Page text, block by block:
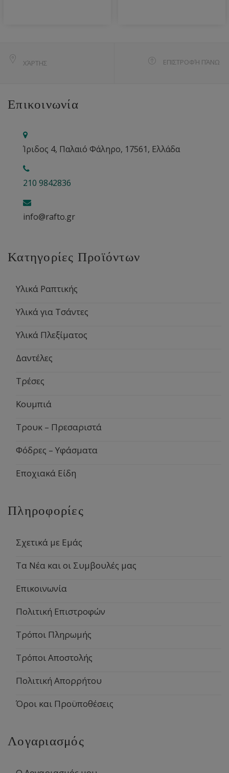
ΧΆΡΤΗΣ ΕΠΙΣΤΡΟΦΉ ΠΆΝΩ
Επικοινωνία
Ίριδος 4, Παλαιό Φάληρο, 17561, Ελλάδα
210 9842836
info@rafto.gr
Κατηγορίες Προϊόντων
Υλικά Ραπτικής
Υλικά για Τσάντες
Υλικά Πλεξίματος
Δαντέλες
Τρέσες
Κουμπιά
Τρουκ – Πρεσαριστά
Φόδρες – Υφάσματα
Εποχιακά Είδη
Πληροφορίες
Σχετικά με Εμάς
Τα Νέα και οι Συμβουλές μας
Επικοινωνία
Πολιτική Επιστροφών
Τρόποι Πληρωμής
Τρόποι Αποστολής
Πολιτική Απορρήτου
Όροι και Προϋποθέσεις
Λογαριασμός